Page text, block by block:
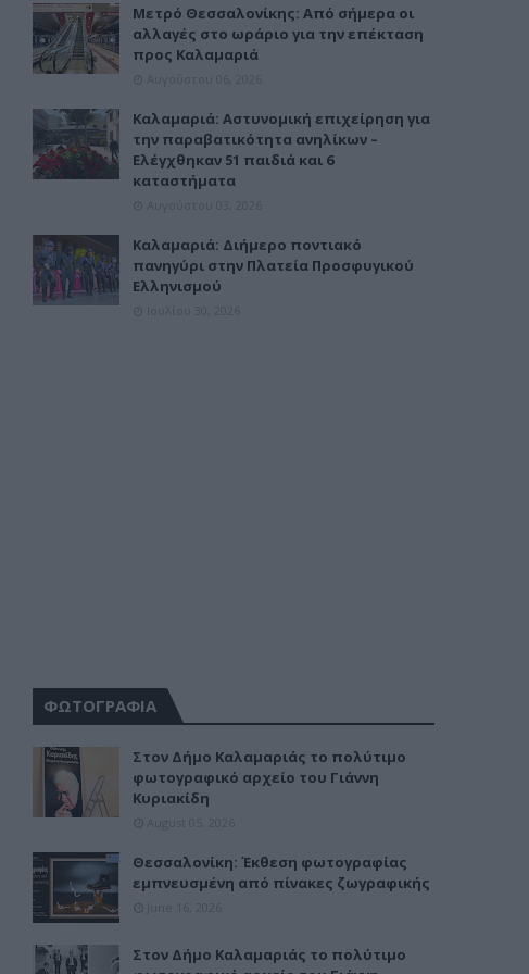
Μετρό Θεσσαλονίκης: Από σήμερα οι
αλλαγές στο ωράριο για την επέκταση
προς Καλαμαριά
Καλαμαριά: Αστυνομική επιχείρηση για
την παραβατικότητα ανηλίκων –
Ελέγχθηκαν 51 παιδιά και 6
καταστήματα
Καλαμαριά: Διήμερο ποντιακό
πανηγύρι στην Πλατεία Προσφυγικού
Ελληνισμού
ΦΩΤΟΓΡΑΦΙΑ
Στον Δήμο Καλαμαριάς το πολύτιμο
φωτογραφικό αρχείο του Γιάννη
Κυριακίδη
Θεσσαλονίκη: Έκθεση φωτογραφίας
εμπνευσμένη από πίνακες ζωγραφικής
Στον Δήμο Καλαμαριάς το πολύτιμο